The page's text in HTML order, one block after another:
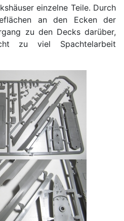
einzelne Teile. Durch
an den Ecken der
zu den Decks darüber,
zu viel Spachtelarbeit